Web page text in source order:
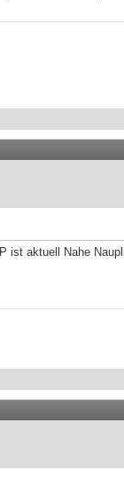
aktuell Nahe